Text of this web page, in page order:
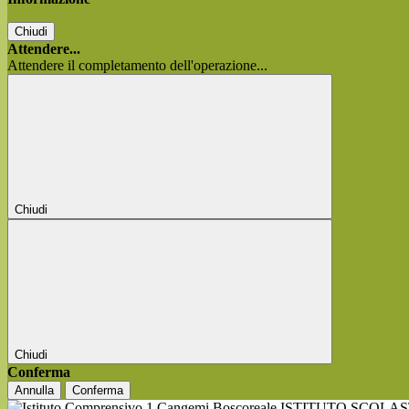
Chiudi
Attendere...
Attendere il completamento dell'operazione...
Chiudi
Chiudi
Conferma
Annulla Conferma